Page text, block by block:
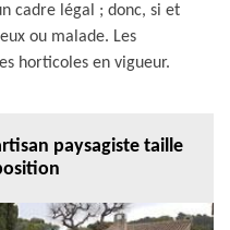
cadre légal ; donc, si et
ou malade. Les
horticoles en vigueur.
paysagiste taille